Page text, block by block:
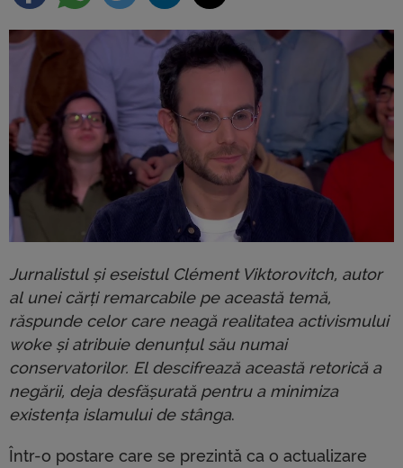
Jurnalistul și eseistul Clément Viktorovitch, autor
al unei cărți remarcabile pe această temă,
răspunde celor care neagă realitatea activismului
woke și atribuie denunțul său numai
conservatorilor. El descifrează această retorică a
negării, deja desfășurată pentru a minimiza
existența islamului de stânga.
Într-o postare care se prezintă ca o actualizare